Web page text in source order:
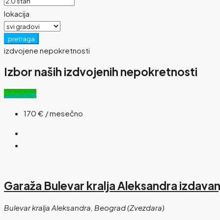
lokacija
pretraga
izdvojene nepokretnosti
Izbor naših izdvojenih nepokretnosti
Izdavanje
170 € / mesečno
Garaža Bulevar kralja Aleksandra
Bulevar kralja Aleksandra, Beograd (Zvezdara)